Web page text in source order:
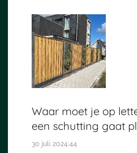
Waar moet je op
een schutting gaat
30 juli 2024:44